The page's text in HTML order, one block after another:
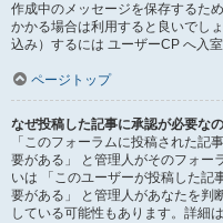
作成中のメッセージを保存するた
かかる場合は利用すると良いでし
込み）するには ユーザーCP へ入室
ページトップ
なぜ投稿した記事に承認が必要な
「このフォーラムに投稿された記
要がある」 と管理人がそのフォー
いは 「このユーザーが投稿した記
要がある」 と管理人があなたを判
している可能性もあります。詳細